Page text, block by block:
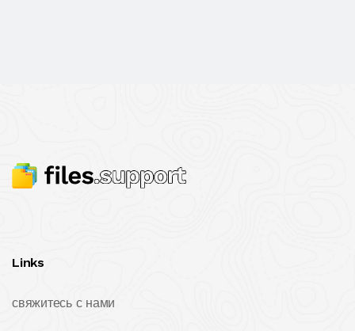
Links
свяжитесь с нами